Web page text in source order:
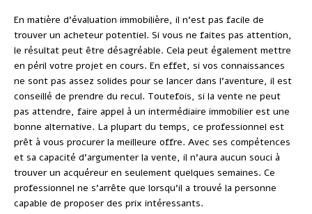
En matière d’évaluation immobilière, il n’est pas facile de
trouver un acheteur potentiel. Si vous ne faites pas attention,
le résultat peut être désagréable. Cela peut également mettre
en péril votre projet en cours. En effet, si vos connaissances
ne sont pas assez solides pour se lancer dans l’aventure, il est
conseillé de prendre du recul. Toutefois, si la vente ne peut
pas attendre, faire appel à un intermédiaire immobilier est une
bonne alternative. La plupart du temps, ce professionnel est
prêt à vous procurer la meilleure offre. Avec ses compétences
et sa capacité d’argumenter la vente, il n’aura aucun souci à
trouver un acquéreur en seulement quelques semaines. Ce
professionnel ne s’arrête que lorsqu’il a trouvé la personne
capable de proposer des prix intéressants.